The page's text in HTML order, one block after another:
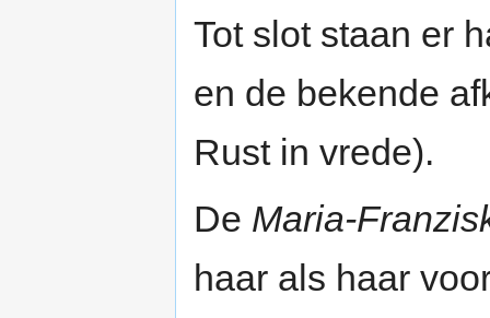
Tot slot staan er
en de bekende
Rust in vrede).
De Maria-
haar als haar